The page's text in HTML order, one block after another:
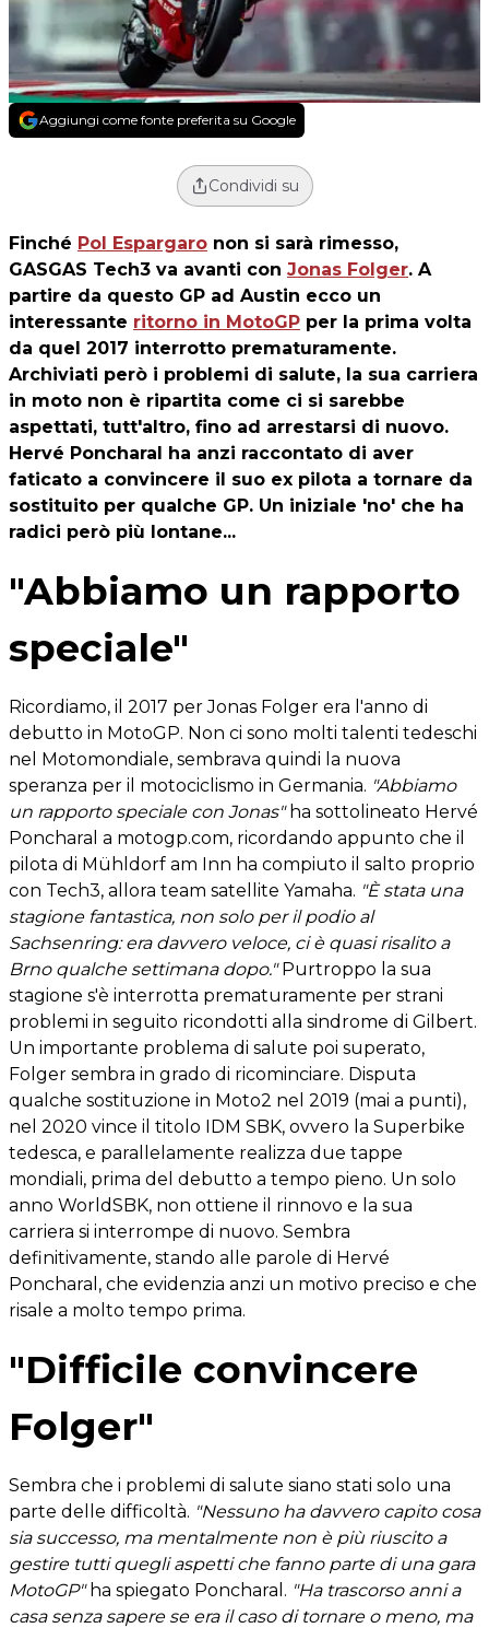
Aggiungi come fonte preferita su Google
Condividi su
Finché Pol Espargaro non si sarà rimesso,
GASGAS Tech3 va avanti con Jonas Folger. A
partire da questo GP ad Austin ecco un
interessante ritorno in MotoGP per la prima volta
da quel 2017 interrotto prematuramente.
Archiviati però i problemi di salute, la sua carriera
in moto non è ripartita come ci si sarebbe
aspettati, tutt'altro, fino ad arrestarsi di nuovo.
Hervé Poncharal ha anzi raccontato di aver
faticato a convincere il suo ex pilota a tornare da
sostituito per qualche GP. Un iniziale 'no' che ha
radici però più lontane...
"Abbiamo un rapporto
speciale"
Ricordiamo, il 2017 per Jonas Folger era l'anno di
debutto in MotoGP. Non ci sono molti talenti tedeschi
nel Motomondiale, sembrava quindi la nuova
speranza per il motociclismo in Germania. "Abbiamo
un rapporto speciale con Jonas"ha sottolineato Hervé
Poncharal a motogp.com, ricordando appunto che il
pilota di Mühldorf am Inn ha compiuto il salto proprio
con Tech3, allora team satellite Yamaha. "È stata una
stagione fantastica, non solo per il podio al
Sachsenring: era davvero veloce, ci è quasi risalito a
Brno qualche settimana dopo."Purtroppo la sua
stagione s'è interrotta prematuramente per strani
problemi in seguito ricondotti alla sindrome di Gilbert.
Un importante problema di salute poi superato,
Folger sembra in grado di ricominciare. Disputa
qualche sostituzione in Moto2 nel 2019 (mai a punti),
nel 2020 vince il titolo IDM SBK, ovvero la Superbike
tedesca, e parallelamente realizza due tappe
mondiali, prima del debutto a tempo pieno. Un solo
anno WorldSBK, non ottiene il rinnovo e la sua
carriera si interrompe di nuovo. Sembra
definitivamente, stando alle parole di Hervé
Poncharal, che evidenzia anzi un motivo preciso e che
risale a molto tempo prima.
"Difficile convincere
Folger"
Sembra che i problemi di salute siano stati solo una
parte delle difficoltà. "Nessuno ha davvero capito cosa
sia successo, ma mentalmente non è più riuscito a
gestire tutti quegli aspetti che fanno parte di una gara
MotoGP"ha spiegato Poncharal. "Ha trascorso anni a
casa senza sapere se era il caso di tornare o meno, ma